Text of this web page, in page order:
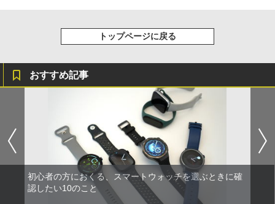
トップページに戻る
おすすめ記事
初心者の方におくる、スマートウォッチを選ぶときに確
認したい10のこと